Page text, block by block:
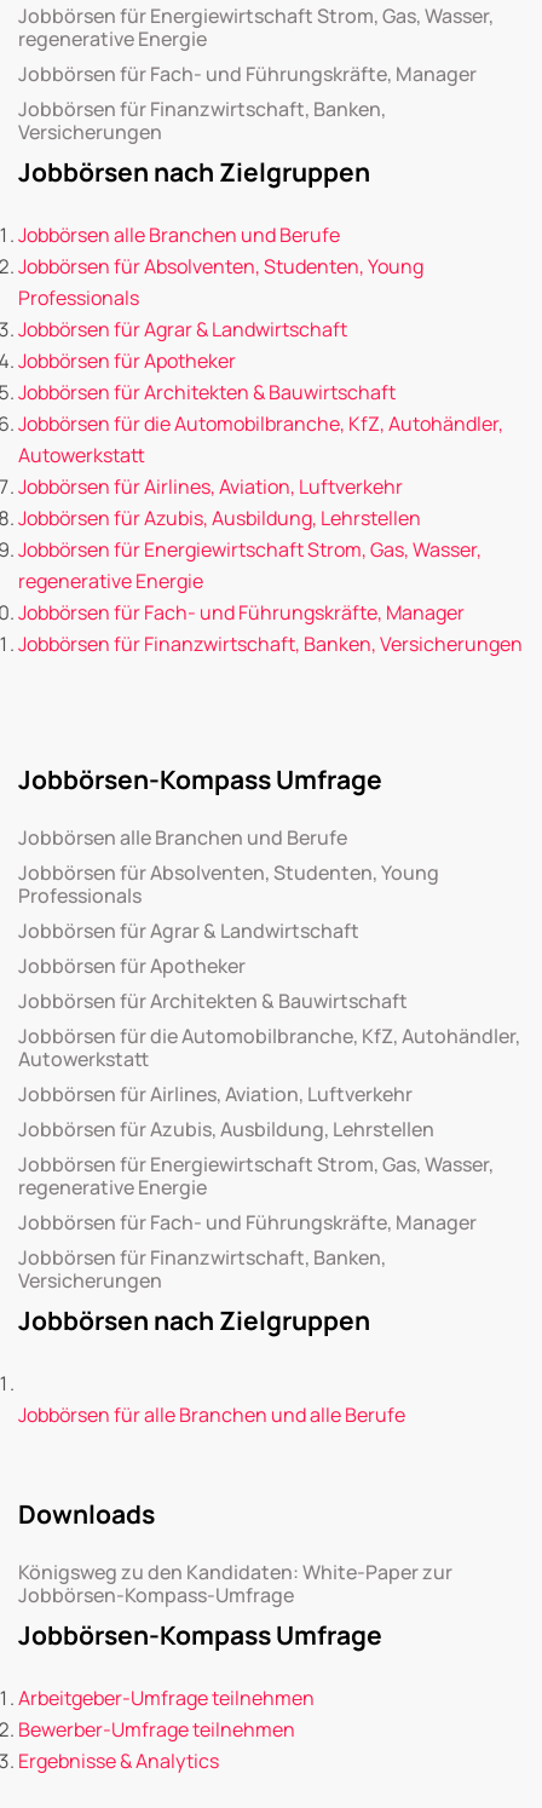
Jobbörsen für Energiewirtschaft Strom, Gas, Wasser,
regenerative Energie
Jobbörsen für Fach- und Führungskräfte, Manager
Jobbörsen für Finanzwirtschaft, Banken,
Versicherungen
Jobbörsen nach Zielgruppen
Jobbörsen alle Branchen und Berufe
Jobbörsen für Absolventen, Studenten, Young
Professionals
Jobbörsen für Agrar & Landwirtschaft
Jobbörsen für Apotheker
Jobbörsen für Architekten & Bauwirtschaft
Jobbörsen für die Automobilbranche, KfZ, Autohändler,
Autowerkstatt
Jobbörsen für Airlines, Aviation, Luftverkehr
Jobbörsen für Azubis, Ausbildung, Lehrstellen
Jobbörsen für Energiewirtschaft Strom, Gas, Wasser,
regenerative Energie
Jobbörsen für Fach- und Führungskräfte, Manager
Jobbörsen für Finanzwirtschaft, Banken, Versicherungen
Jobbörsen-Kompass Umfrage
Jobbörsen alle Branchen und Berufe
Jobbörsen für Absolventen, Studenten, Young
Professionals
Jobbörsen für Agrar & Landwirtschaft
Jobbörsen für Apotheker
Jobbörsen für Architekten & Bauwirtschaft
Jobbörsen für die Automobilbranche, KfZ, Autohändler,
Autowerkstatt
Jobbörsen für Airlines, Aviation, Luftverkehr
Jobbörsen für Azubis, Ausbildung, Lehrstellen
Jobbörsen für Energiewirtschaft Strom, Gas, Wasser,
regenerative Energie
Jobbörsen für Fach- und Führungskräfte, Manager
Jobbörsen für Finanzwirtschaft, Banken,
Versicherungen
Jobbörsen nach Zielgruppen
Jobbörsen für alle Branchen und alle Berufe
Downloads
Königsweg zu den Kandidaten: White-Paper zur
Jobbörsen-Kompass-Umfrage
Jobbörsen-Kompass Umfrage
Arbeitgeber-Umfrage teilnehmen
Bewerber-Umfrage teilnehmen
Ergebnisse & Analytics